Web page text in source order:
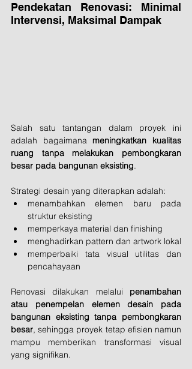
Pendekatan Renovasi: Minimal
Intervensi, Maksimal Dampak
Salah satu tantangan dalam proyek ini
adalah bagaimana meningkatkan kualitas
ruang tanpa melakukan pembongkaran
besar pada bangunan eksisting.
Strategi desain yang diterapkan adalah:
menambahkan elemen baru pada
struktur eksisting
memperkaya material dan finishing
menghadirkan pattern dan artwork lokal
memperbaiki tata visual utilitas dan
pencahayaan
Renovasi dilakukan melalui penambahan
atau penempelan elemen desain pada
bangunan eksisting tanpa pembongkaran
besar, sehingga proyek tetap efisien namun
mampu memberikan transformasi visual
yang signifikan.